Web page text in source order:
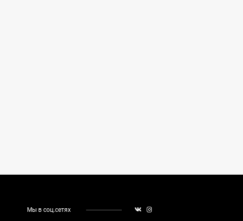
Мы в соц.сетях